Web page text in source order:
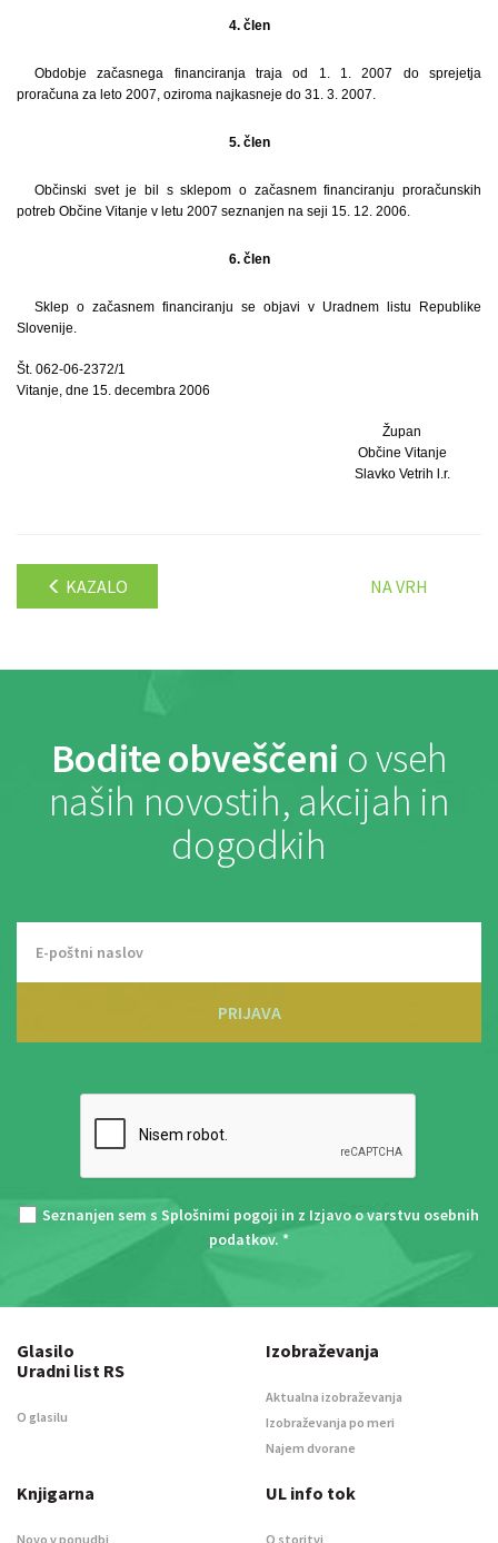
4. člen
Obdobje začasnega financiranja traja od 1. 1. 2007 do sprejetja
proračuna za leto 2007, oziroma najkasneje do 31. 3. 2007.
5. člen
Občinski svet je bil s sklepom o začasnem financiranju proračunskih
potreb Občine Vitanje v letu 2007 seznanjen na seji 15. 12. 2006.
6. člen
Sklep o začasnem financiranju se objavi v Uradnem listu Republike
Slovenije.
Št. 062-06-2372/1
Vitanje, dne 15. decembra 2006
Župan
Občine Vitanje
Slavko Vetrih l.r.
KAZALO NA VRH
Bodite obveščeni o vseh
naših novostih, akcijah in
dogodkih
PRIJAVA
Seznanjen sem s Splošnimi pogoji in z Izjavo o varstvu osebnih
podatkov. *
Glasilo
Uradni list RS
O glasilu
Izobraževanja
Aktualna izobraževanja
Izobraževanja po meri
Najem dvorane
Knjigarna
Novo v ponudbi
UL info tok
O storitvi